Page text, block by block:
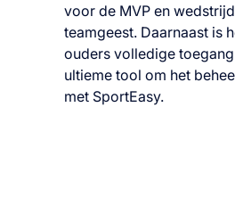
voor de MVP en
teamgeest. Daarnaast is
ouders volledige
ultieme tool om het
met SportEasy.